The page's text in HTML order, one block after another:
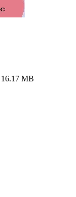
16.17 MB